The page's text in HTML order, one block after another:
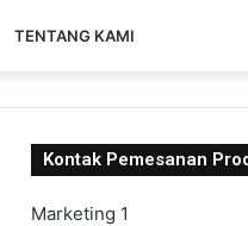
TENTANG KAMI
Kontak Pemesanan
Marketing 1